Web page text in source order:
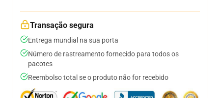
Transação segura
Entrega mundial na sua porta
Número de rastreamento fornecido para todos os
pacotes
Reembolso total se o produto não for recebido